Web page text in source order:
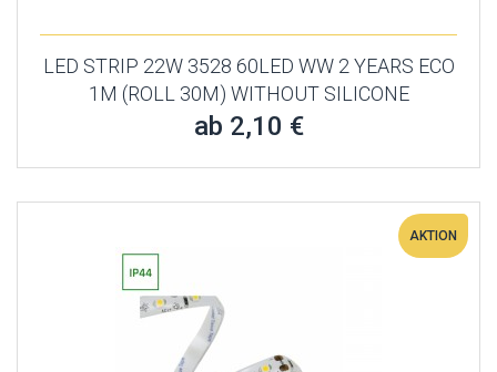
LED STRIP 22W 3528 60LED WW 2 YEARS ECO
1M (ROLL 30M) WITHOUT SILICONE
ab 2,10 €
AKTION